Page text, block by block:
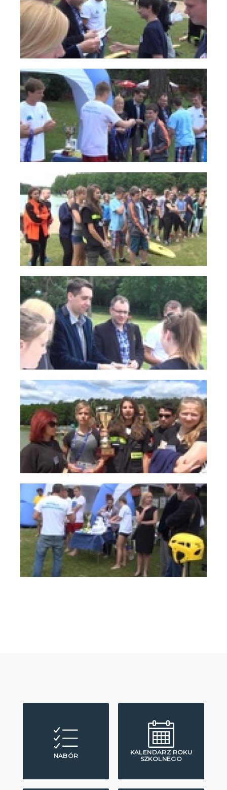
NABÓR
KALENDARZ ROKU
SZKOLNEGO